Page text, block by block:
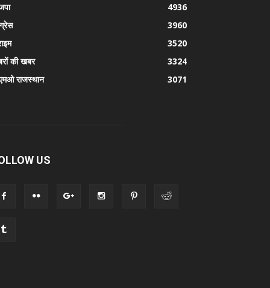
4936
3960
3520
की खबर
3324
राजस्थान
3071
US